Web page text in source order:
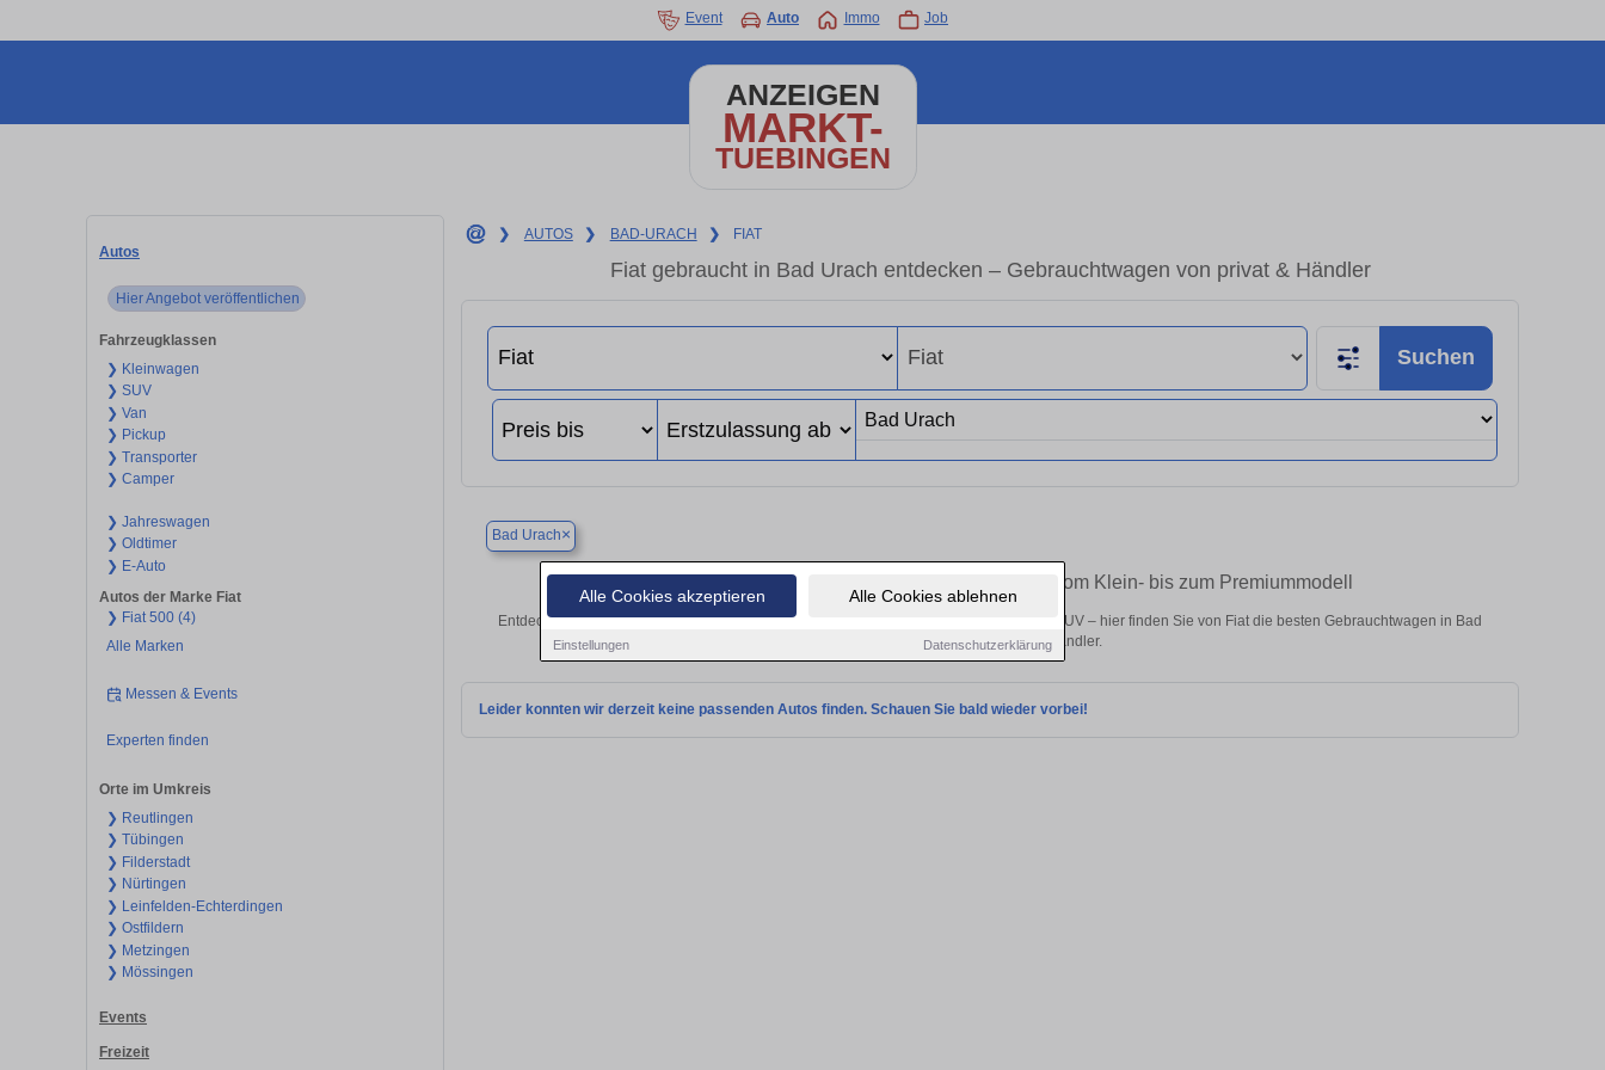
Alle Cookies akzeptieren Alle Cookies ablehnen
Einstellungen Datenschutzerklärung
Event Auto Immo Job
ANZEIGEN
MARKT-
TUEBINGEN
Autos
Hier Angebot veröffentlichen
Fahrzeugklassen
❯ Kleinwagen
❯ SUV
❯ Van
❯ Pickup
❯ Transporter
❯ Camper
❯ Jahreswagen
❯ Oldtimer
❯ E-Auto
Autos der Marke Fiat
❯ Fiat 500 (4)
Alle Marken
Messen & Events
Experten finden
Orte im Umkreis
❯ Reutlingen
❯ Tübingen
❯ Filderstadt
❯ Nürtingen
❯ Leinfelden-Echterdingen
❯ Ostfildern
❯ Metzingen
❯ Mössingen
Events
Freizeit
❯ AUTOS ❯ BAD-URACH ❯ FIAT
Fiat gebraucht in Bad Urach entdecken – Gebrauchtwagen von privat & Händler
Suchen
Bad Urach×
Finden Sie in Bad Urach Ihren gebrauchten Fiat – vom Klein- bis zum Premiummodell
Entdecken Sie in Bad Urach gebrauchte Fiat Fahrzeuge. Von Kleinwagen bis hin zum SUV – hier finden Sie von Fiat die besten Gebrauchtwagen in Bad
Urach von privat und vom Händler.
Leider konnten wir derzeit keine passenden Autos finden. Schauen Sie bald wieder vorbei!